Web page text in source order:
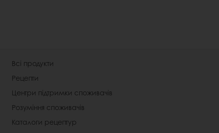
Всі продукти
Рецепти
Центри підтримки споживачів
Розуміння споживачів
Каталоги рецептур